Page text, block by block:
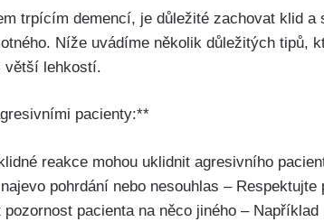
trpícím demencí, je důležité zachovat klid a
Níže uvádíme několik důležitých tipů,
větší lehkostí.
pacienty:**
reakce mohou uklidnit agresivního
pohrdání nebo nesouhlas – Respektujte
pacienta na něco jiného –